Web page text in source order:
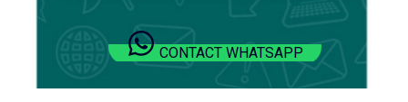
CONTACT WHATSAPP